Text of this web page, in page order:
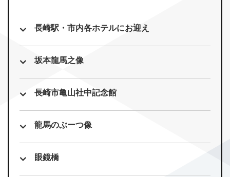
長崎駅・市内各ホテルにお迎え
坂本龍馬之像
長崎市亀山社中記念館
龍馬のぶーつ像
眼鏡橋